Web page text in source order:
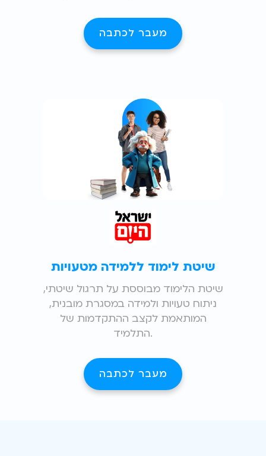
מעבר לכתבה
שיטת לימוד ללמידה מטעויות
שיטת הלימוד מבוססת על תרגול שיטתי,
ניתוח טעויות ולמידה במסגרת מובנית,
המותאמת לקצב ההתקדמות של
התלמיד.
מעבר לכתבה